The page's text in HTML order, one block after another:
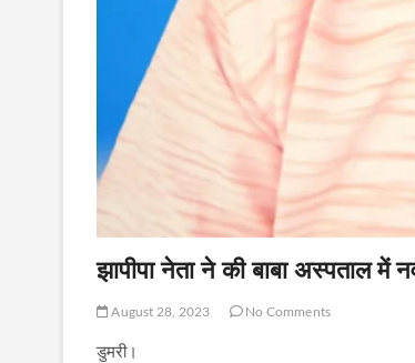
झापीपा नेता ने की बाबा अस्पताल में
August 28, 2023 No Comments
डुमरी।